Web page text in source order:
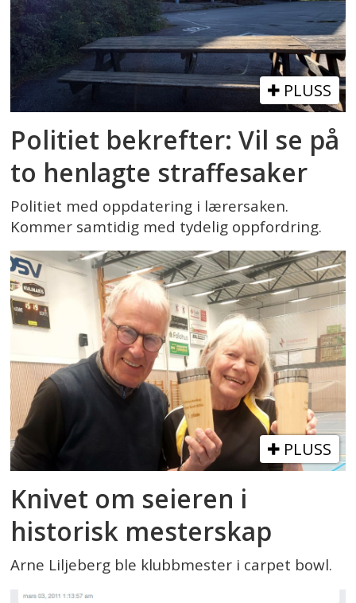
PLUSS
Politiet bekrefter: Vil se på
to henlagte straffesaker
Politiet med oppdatering i lærersaken.
Kommer samtidig med tydelig oppfordring.
PLUSS
Knivet om seieren i
historisk mesterskap
Arne Liljeberg ble klubbmester i carpet bowl.